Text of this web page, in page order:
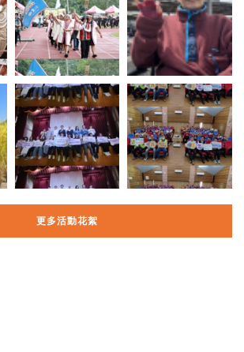
更多活動花絮